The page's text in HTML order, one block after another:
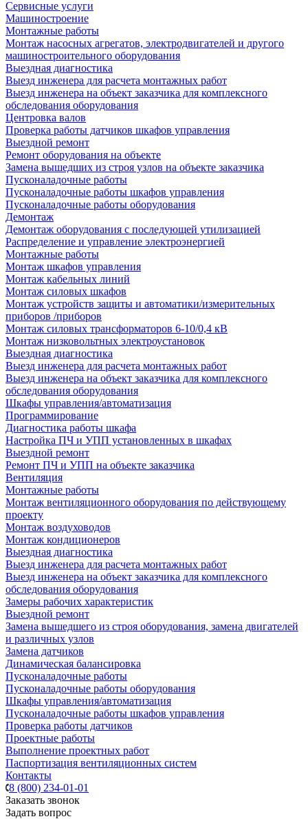
Сервисные услуги
Машиностроение
Монтажные работы
Монтаж насосных агрегатов, электродвигателей и другого
машиностроительного оборудования
Выездная диагностика
Выезд инженера для расчета монтажных работ
Выезд инженера на объект заказчика для комплексного
обследования оборудования
Центровка валов
Проверка работы датчиков шкафов управления
Выездной ремонт
Ремонт оборудования на объекте
Замена вышедших из строя узлов на объекте заказчика
Пусконаладочные работы
Пусконаладочные работы шкафов управления
Пусконаладочные работы оборудования
Демонтаж
Демонтаж оборудования с последующей утилизацией
Распределение и управление электроэнергией
Монтажные работы
Монтаж шкафов управления
Монтаж кабельных линий
Монтаж силовых шкафов
Монтаж устройств защиты и автоматики/измерительных
приборов /приборов
Монтаж силовых трансформаторов 6-10/0,4 кВ
Монтаж низковольтных электроустановок
Выездная диагностика
Выезд инженера для расчета монтажных работ
Выезд инженера на объект заказчика для комплексного
обследования оборудования
Шкафы управления/автоматизация
Программирование
Диагностика работы шкафа
Настройка ПЧ и УПП установленных в шкафах
Выездной ремонт
Ремонт ПЧ и УПП на объекте заказчика
Вентиляция
Монтажные работы
Монтаж вентиляционного оборудования по действующему
проекту
Монтаж воздуховодов
Монтаж кондиционеров
Выездная диагностика
Выезд инженера для расчета монтажных работ
Выезд инженера на объект заказчика для комплексного
обследования оборудования
Замеры рабочих характеристик
Выездной ремонт
Замена вышедшего из строя оборудования, замена двигателей
и различных узлов
Замена датчиков
Динамическая балансировка
Пусконаладочные работы
Пусконаладочные работы оборудования
Шкафы управления/автоматизация
Пусконаладочные работы шкафов управления
Проверка работы датчиков
Проектные работы
Выполнение проектных работ
Паспортизация вентиляционных систем
Контакты
8 (800) 234-01-01
Заказать звонок
Задать вопрос